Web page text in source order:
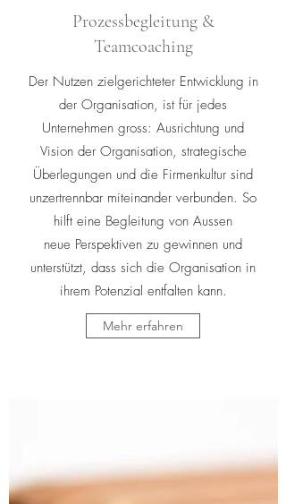
Prozessbegleitung &
Teamcoaching
Der Nutzen zielgerichteter Entwicklung in
der Organisation, ist für jedes
Unternehmen gross: Ausrichtung und
Vision der Organisation, strategische
Überlegungen und die Firmenkultur sind
unzertrennbar miteinander verbunden. So
hilft eine Begleitung von Aussen
neue Perspektiven zu gewinnen und
unterstützt, dass sich die Organisation in
ihrem Potenzial entfalten kann.
Mehr erfahren